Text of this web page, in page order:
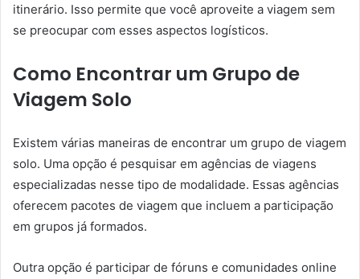
itinerário. Isso permite que você aproveite a viagem sem
se preocupar com esses aspectos logísticos.
Como Encontrar um Grupo de
Viagem Solo
Existem várias maneiras de encontrar um grupo de viagem
solo. Uma opção é pesquisar em agências de viagens
especializadas nesse tipo de modalidade. Essas agências
oferecem pacotes de viagem que incluem a participação
em grupos já formados.
Outra opção é participar de fóruns e comunidades online